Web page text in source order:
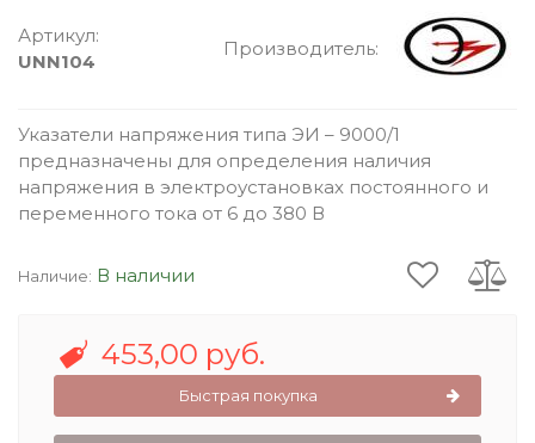
Артикул:
UNN104
Производитель:
Указатели напряжения типа ЭИ – 9000/1
предназначены для определения наличия
напряжения в электроустановках постоянного и
переменного тока от 6 до 380 В
Наличие: В наличии
453,00 руб.
Быстрая покупка